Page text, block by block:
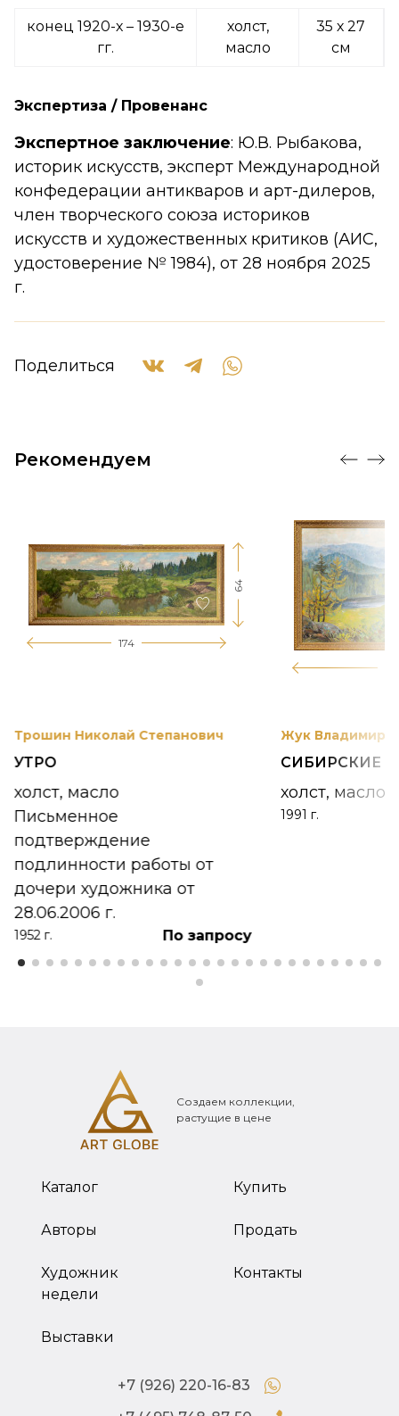
конец 1920-х – 1930-е
гг.
холст,
масло
35 х 27
см
Экспертиза / Провенанс
Экспертное заключение: Ю.В. Рыбакова,
историк искусств, эксперт Международной
конфедерации антикваров и арт-дилеров,
член творческого союза историков
искусств и художественных критиков (АИС,
удостоверение № 1984), от 28 ноября 2025
г.
Поделиться
Рекомендуем
174
64
Трошин Николай Степанович
УТРО
холст, масло
Письменное
подтверждение
подлинности работы от
дочери художника от
28.06.2006 г.
1952 г. По запросу
Жук Владимир
СИБИРСКИЕ
холст, масло
1991 г.
Создаем коллекции,
растущие в цене
Каталог
Авторы
Художник
недели
Выставки
Купить
Продать
Контакты
+7 (926) 220-16-83